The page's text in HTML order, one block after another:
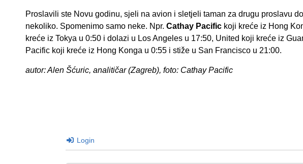
Proslavili ste Novu godinu, sjeli na avion i sletjeli taman za drugu proslavu
nekoliko. Spomenimo samo neke. Npr. Cathay Pacific koji kreće iz Hong
kreće iz Tokya u 0:50 i dolazi u Los Angeles u 17:50, United koji kreće iz
Pacific koji kreće iz Hong Konga u 0:55 i stiže u San Francisco u 21:00.
autor: Alen Šćuric, analitičar (Zagreb), foto: Cathay Pacific
Login